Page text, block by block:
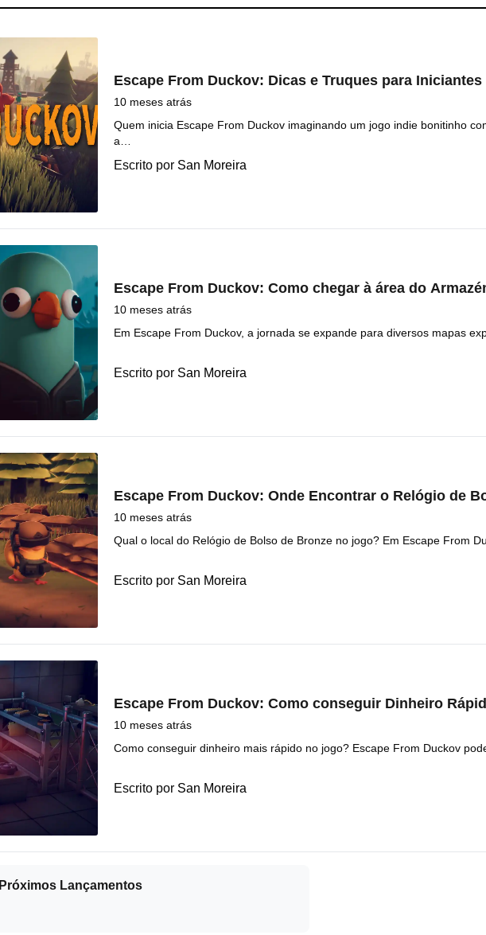
Escape From Duckov: Dicas e Truques para Iniciantes
10 meses atrás
Quem inicia Escape From Duckov imaginando um jogo indie bonitinho
a…
Escrito por San Moreira
Escape From Duckov: Como chegar à área do
10 meses atrás
Em Escape From Duckov, a jornada se expande para diversos mapas
Escrito por San Moreira
Escape From Duckov: Onde Encontrar o Relógio de
10 meses atrás
Qual o local do Relógio de Bolso de Bronze no jogo? Em Escape From
Escrito por San Moreira
Escape From Duckov: Como conseguir Dinheiro
10 meses atrás
Como conseguir dinheiro mais rápido no jogo? Escape From Duckov
Escrito por San Moreira
Próximos Lançamentos